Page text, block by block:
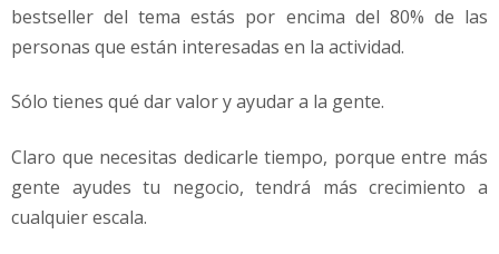
bestseller del tema estás por encima del 80% de las
personas que están interesadas en la actividad.
Sólo tienes qué dar valor y ayudar a la gente.
Claro que necesitas dedicarle tiempo, porque entre más
gente ayudes tu negocio, tendrá más crecimiento a
cualquier escala.